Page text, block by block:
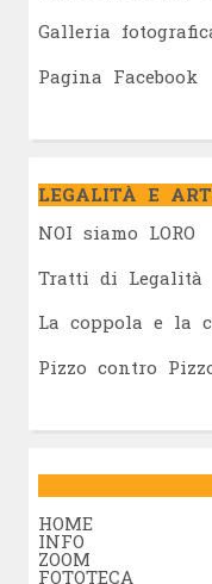
Galleria
Pagina Facebook
LEGALITÀ E
NOI siamo LORO
Tratti di Legalità
La coppola e la
Pizzo contro
HOME
INFO
ZOOM
FOTOTECA